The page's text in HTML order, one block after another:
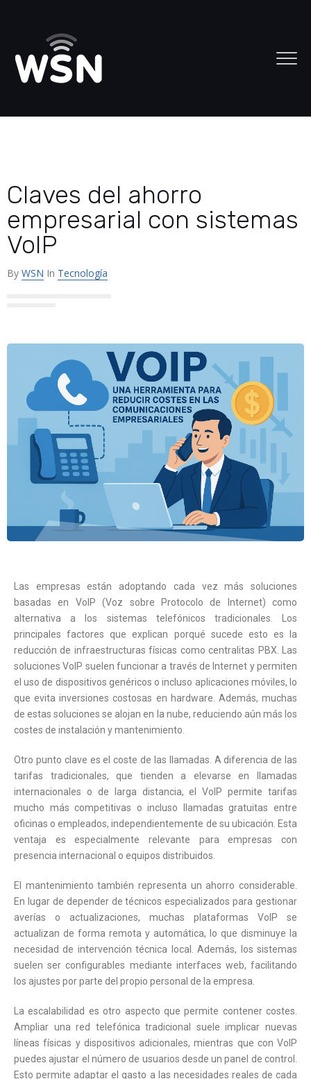
Claves del ahorro
empresarial con sistemas
VoIP
By WSN In Tecnología
Las empresas están adoptando cada vez más soluciones
basadas en VoIP (Voz sobre Protocolo de Internet) como
alternativa a los sistemas telefónicos tradicionales. Los
principales factores que explican porqué sucede esto es la
reducción de infraestructuras físicas como centralitas PBX. Las
soluciones VoIP suelen funcionar a través de Internet y permiten
el uso de dispositivos genéricos o incluso aplicaciones móviles, lo
que evita inversiones costosas en hardware. Además, muchas
de estas soluciones se alojan en la nube, reduciendo aún más los
costes de instalación y mantenimiento.
Otro punto clave es el coste de las llamadas. A diferencia de las
tarifas tradicionales, que tienden a elevarse en llamadas
internacionales o de larga distancia, el VoIP permite tarifas
mucho más competitivas o incluso llamadas gratuitas entre
oficinas o empleados, independientemente de su ubicación. Esta
ventaja es especialmente relevante para empresas con
presencia internacional o equipos distribuidos.
El mantenimiento también representa un ahorro considerable.
En lugar de depender de técnicos especializados para gestionar
averías o actualizaciones, muchas plataformas VoIP se
actualizan de forma remota y automática, lo que disminuye la
necesidad de intervención técnica local. Además, los sistemas
suelen ser configurables mediante interfaces web, facilitando
los ajustes por parte del propio personal de la empresa.
La escalabilidad es otro aspecto que permite contener costes.
Ampliar una red telefónica tradicional suele implicar nuevas
líneas físicas y dispositivos adicionales, mientras que con VoIP
puedes ajustar el número de usuarios desde un panel de control.
Esto permite adaptar el gasto a las necesidades reales de cada